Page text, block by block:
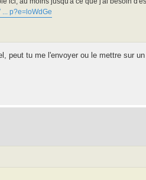
... p?e=loWdGe
peut tu me l'envoyer ou le mettre sur